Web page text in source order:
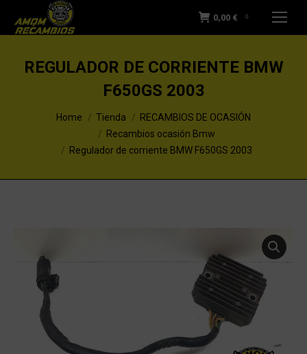
0,00 € 0
REGULADOR DE CORRIENTE BMW
F650GS 2003
You are here:Home Tienda
RECAMBIOS DE OCASIÓN
Recambios ocasión Bmw
Regulador de corriente BMW F650GS 2003